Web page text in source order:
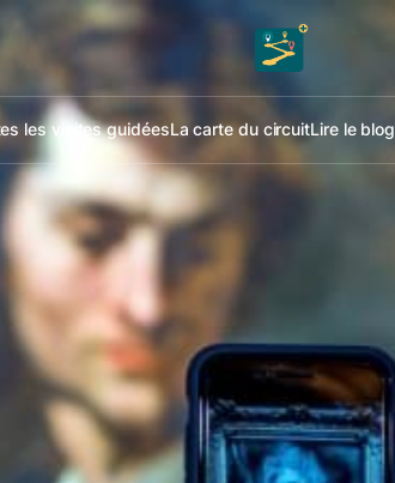
les visites guidéesLa carte du circuitLire le blog